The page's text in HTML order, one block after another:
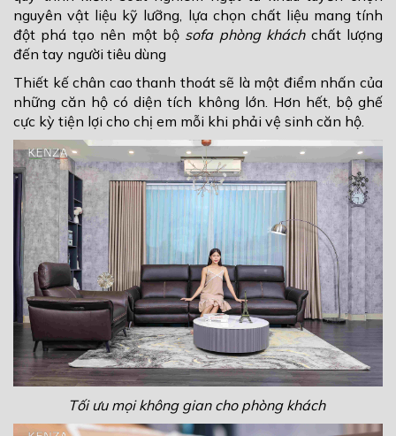
nguyên vật liệu kỹ lưỡng, lựa chọn chất liệu mang tính
đột phá tạo nên một bộ sofa phòng kháchchất lượng
đến tay người tiêu dùng
Thiết kế chân cao thanh thoát sẽ là một điểm nhấn của
những căn hộ có diện tích không lớn. Hơn hết, bộ ghế
cực kỳ tiện lợi cho chị em mỗi khi phải vệ sinh căn hộ.
Tối ưu mọi không gian cho phòng khách